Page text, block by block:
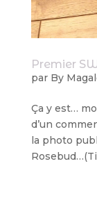
Premier
par By
Ça y est…
d’un
la photo